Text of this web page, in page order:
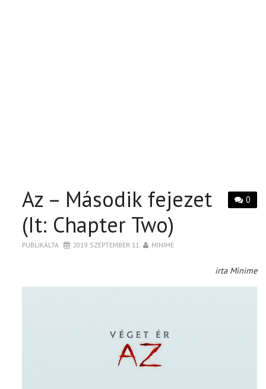
0
Az – Második fejezet
(It: Chapter Two)
PUBLIKÁLTA 2019. SZEPTEMBER 11. MINIME
írta Minime